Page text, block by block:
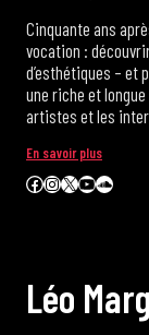
Cinquante ans
vocation :
d’esthétiques – et
une riche et
artistes et les
En savoir plus
Facebook
Instagram
X YouTube
Léo Marg